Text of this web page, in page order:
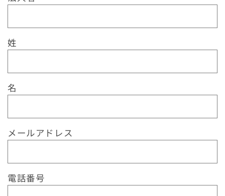
ログイン
会員登録はこちら
長さから探す
特徴から探す
い
合
わ
フ
ォ
ム
姓
名
メールアドレス
電話番号